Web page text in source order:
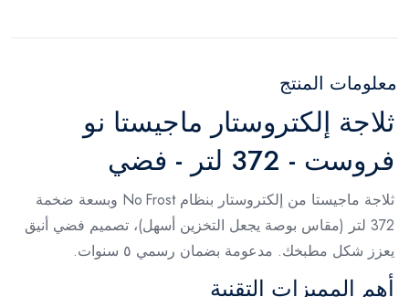
معلومات المنتج
ثلاجة إلكتروستار ماجيستا نو
فروست - 372 لتر - فضي
ثلاجة ماجيستا من إلكتروستار بنظام No Frost وبسعة ضخمة
372 لتر (مقاس بوصة يجعل التخزين أسهل)، تصميم فضي أنيق
يعزز شكل مطبخك. مدعومة بضمان رسمي ٥ سنوات.
أهم المميزات التقنية